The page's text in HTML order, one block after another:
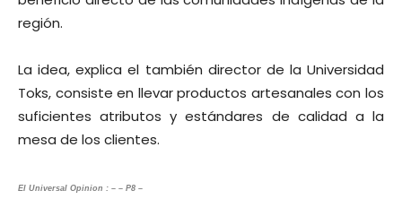
región.
La idea, explica el también director de la Universidad
Toks, consiste en llevar productos artesanales con los
suficientes atributos y estándares de calidad a la
mesa de los clientes.
El Universal Opinion : – – P8 –